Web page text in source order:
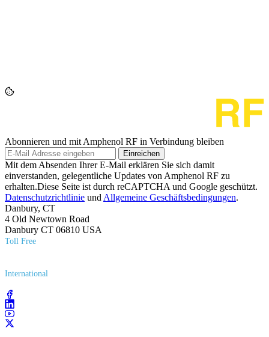
Abonnieren und mit Amphenol RF in Verbindung bleiben
Einreichen
Mit dem Absenden Ihrer E-Mail erklären Sie sich damit
einverstanden, gelegentliche Updates von Amphenol RF zu
erhalten.Diese Seite ist durch reCAPTCHA und Google geschützt.
Datenschutzrichtlinie und Allgemeine Geschäftsbedingungen.
Danbury, CT
4 Old Newtown Road
Danbury CT 06810 USA
Toll Free
International